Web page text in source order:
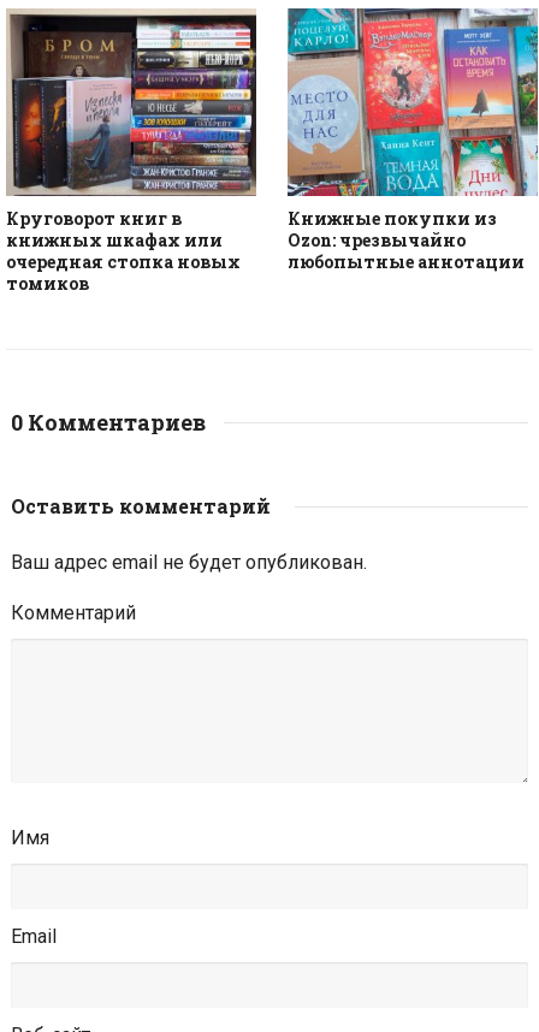
Круговорот книг в
книжных шкафах или
очередная стопка новых
томиков
Книжные покупки из
Ozon: чрезвычайно
любопытные аннотации
0 Комментариев
Оставить комментарий
Ваш адрес email не будет опубликован.
Комментарий
Имя
Email